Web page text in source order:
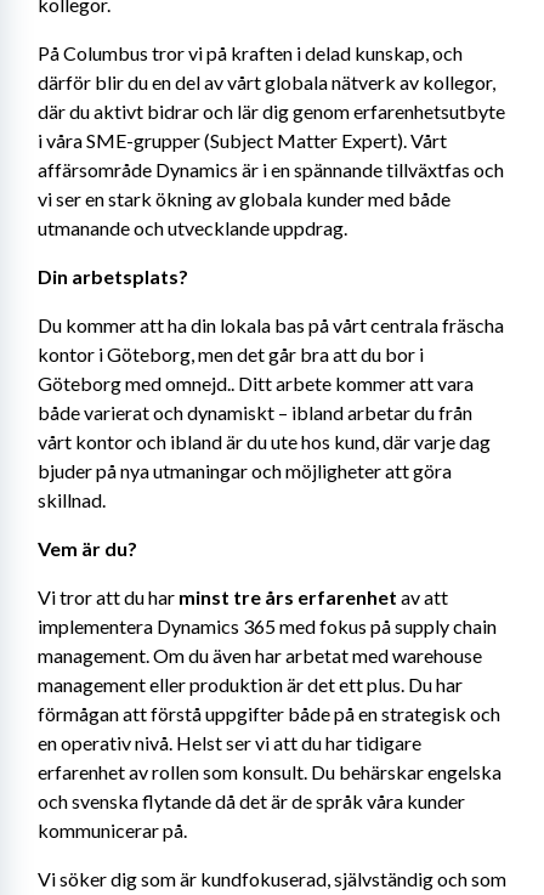
På Columbus tror vi på kraften i delad kunskap, och
därför blir du en del av vårt globala nätverk av kollegor,
där du aktivt bidrar och lär dig genom erfarenhetsutbyte
i våra SME-grupper (Subject Matter Expert). Vårt
affärsområde Dynamics är i en spännande tillväxtfas och
vi ser en stark ökning av globala kunder med både
utmanande och utvecklande uppdrag.
Din arbetsplats?
Du kommer att ha din lokala bas på vårt centrala fräscha
kontor i Göteborg, men det går bra att du bor i
Göteborg med omnejd.. Ditt arbete kommer att vara
både varierat och dynamiskt – ibland arbetar du från
vårt kontor och ibland är du ute hos kund, där varje dag
bjuder på nya utmaningar och möjligheter att göra
skillnad.
Vem är du?
Vi tror att du har minst tre års erfarenhet av att
implementera Dynamics 365 med fokus på supply chain
management. Om du även har arbetat med warehouse
management eller produktion är det ett plus. Du har
förmågan att förstå uppgifter både på en strategisk och
en operativ nivå. Helst ser vi att du har tidigare
erfarenhet av rollen som konsult. Du behärskar engelska
och svenska flytande då det är de språk våra kunder
kommunicerar på.
Vi söker dig som är kundfokuserad, självständig och som